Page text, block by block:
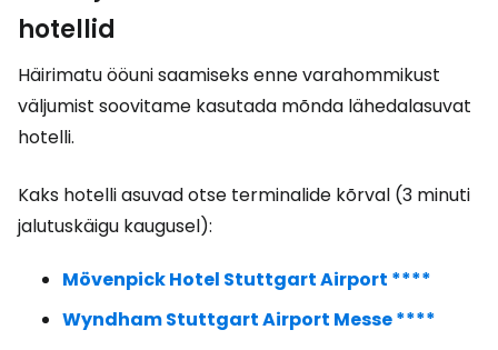
hotellid
Häirimatu ööuni saamiseks enne varahommikust
väljumist soovitame kasutada mõnda lähedalasuvat
hotelli.
Kaks hotelli asuvad otse terminalide kõrval (3 minuti
jalutuskäigu kaugusel):
Mövenpick Hotel Stuttgart Airport ****
Wyndham Stuttgart Airport Messe ****